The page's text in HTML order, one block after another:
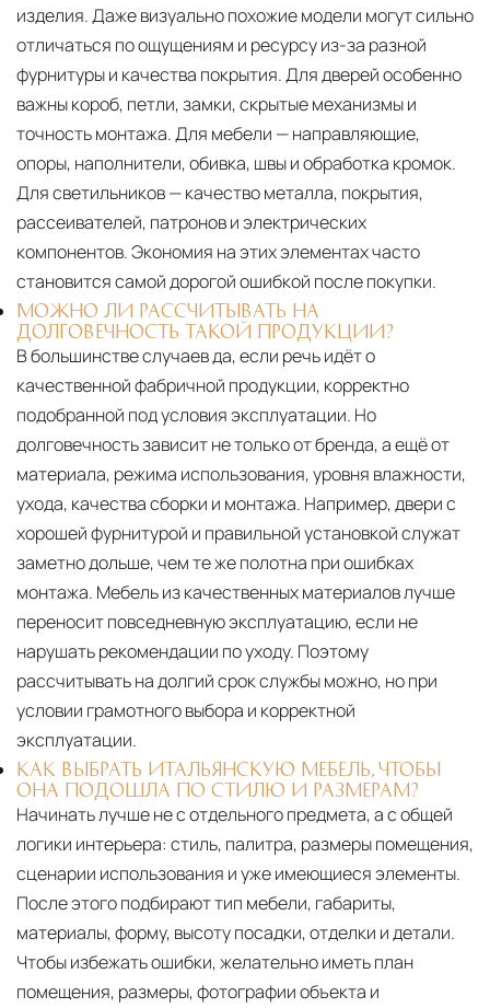
изделия. Даже визуально похожие модели могут сильно
отличаться по ощущениям и ресурсу из-за разной
фурнитуры и качества покрытия. Для дверей особенно
важны короб, петли, замки, скрытые механизмы и
точность монтажа. Для мебели — направляющие,
опоры, наполнители, обивка, швы и обработка кромок.
Для светильников — качество металла, покрытия,
рассеивателей, патронов и электрических
компонентов. Экономия на этих элементах часто
становится самой дорогой ошибкой после покупки.
МОЖНО ЛИ РАССЧИТЫВАТЬ НА
ДОЛГОВЕЧНОСТЬ ТАКОЙ ПРОДУКЦИИ?
В большинстве случаев да, если речь идёт о
качественной фабричной продукции, корректно
подобранной под условия эксплуатации. Но
долговечность зависит не только от бренда, а ещё от
материала, режима использования, уровня влажности,
ухода, качества сборки и монтажа. Например, двери с
хорошей фурнитурой и правильной установкой служат
заметно дольше, чем те же полотна при ошибках
монтажа. Мебель из качественных материалов лучше
переносит повседневную эксплуатацию, если не
нарушать рекомендации по уходу. Поэтому
рассчитывать на долгий срок службы можно, но при
условии грамотного выбора и корректной
эксплуатации.
КАК ВЫБРАТЬ ИТАЛЬЯНСКУЮ МЕБЕЛЬ, ЧТОБЫ
ОНА ПОДОШЛА ПО СТИЛЮ И РАЗМЕРАМ?
Начинать лучше не с отдельного предмета, а с общей
логики интерьера: стиль, палитра, размеры помещения,
сценарии использования и уже имеющиеся элементы.
После этого подбирают тип мебели, габариты,
материалы, форму, высоту посадки, отделки и детали.
Чтобы избежать ошибки, желательно иметь план
помещения, размеры, фотографии объекта и